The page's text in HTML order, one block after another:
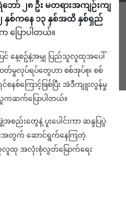
ာ် ၂၈ ဦး မတရားအကျဉ်းကျ
နှစ်ကနေ ၁၃ နှစ်အထိ နှစ်ရှည်
ြောပါတယ်။
နေ့စဥ်နဲ့အမျှ ပြည်သူလူထုအပေါ်
တ်မှုလုပ်ရပ်တွေဟာ စစ်အုပ်စု၊ စစ်
စ်ကြောင့်ဖြစ်ပြီး အဲဒီကျူးလွန်မှု
ကဆက်ပြောပါတယ်။
းတွေနဲ့ ပူးပေါင်းကာ ဆန္ဒပြပွဲ
းအတွက် ဆောင်ရွက်နေကြတဲ့
လူထု အလုံးစုံလွတ်မြောက်ရေး